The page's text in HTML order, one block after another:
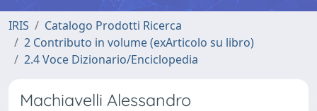
IRIS
Catalogo Prodotti Ricerca
2 Contributo in volume (exArticolo su libro)
2.4 Voce Dizionario/Enciclopedia
Machiavelli Alessandro